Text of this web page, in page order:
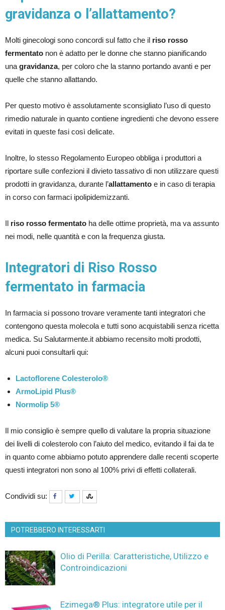
gravidanza o l’allattamento?
Molti ginecologi sono concordi sul fatto che il riso rosso
fermentato non è adatto per le donne che stanno pianificando
una gravidanza, per coloro che la stanno portando avanti e per
quelle che stanno allattando.
Per questo motivo è assolutamente sconsigliato l’uso di questo
rimedio naturale in quanto contiene ingredienti che devono essere
evitati in queste fasi così delicate.
Inoltre, lo stesso Regolamento Europeo obbliga i produttori a
riportare sulle confezioni il divieto tassativo di non utilizzare questi
prodotti in gravidanza, durante l’allattamento e in caso di terapia
in corso con farmaci ipolipidemizzanti.
Il riso rosso fermentato ha delle ottime proprietà, ma va assunto
nei modi, nelle quantità e con la frequenza giusta.
Integratori di Riso Rosso
fermentato in farmacia
In farmacia si possono trovare veramente tanti integratori che
contengono questa molecola e tutti sono acquistabili senza ricetta
medica. Su Salutarmente.it abbiamo recensito molti prodotti,
alcuni puoi consultarli qui:
Lactoflorene Colesterolo®
ArmoLipid Plus®
Normolip 5®
Il mio consiglio è sempre quello di valutare la propria situazione
dei livelli di colesterolo con l’aiuto del medico, evitando il fai da te
in quanto come abbiamo potuto apprendere dalle recenti scoperte
questi integratori non sono al 100% privi di effetti collaterali.
Condividi su:
POTREBBERO INTERESSARTI
Olio di Perilla: Caratteristiche, Utilizzo e
Controindicazioni
Ezimega® Plus: integratore utile per il